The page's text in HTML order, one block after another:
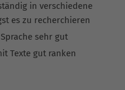
in verschiedene
es zu recherchieren
sehr gut
Texte gut ranken